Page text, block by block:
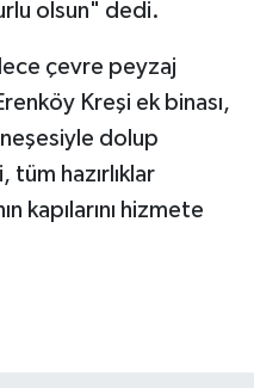
olsun" dedi.
çevre peyzaj
Kreşi ek binası,
neşesiyle dolup
hazırlıklar
kapılarını hizmete